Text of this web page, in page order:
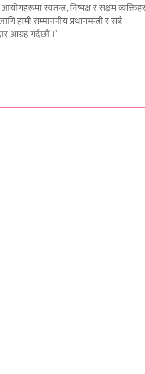
स्वतन्त्र, निष्पक्ष र सक्षम
हामी सम्माननीय प्रधानमन्त्री र सबै
आग्रह गर्दछौं ।’